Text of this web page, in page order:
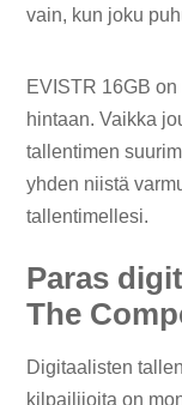
vain, kun joku
EVISTR 16GB
hintaan. Vaikka
tallentimen
yhden niistä
tallentimellesi.
Paras
The
Digitaalisten
kilpailijoita on